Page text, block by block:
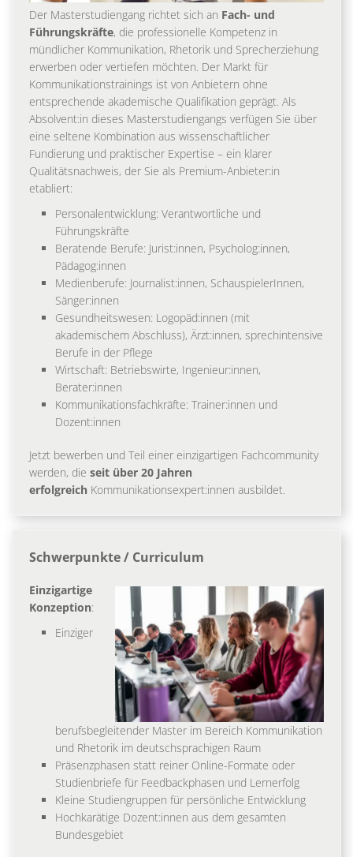
Der Masterstudiengang richtet sich an Fach- und
Führungskräfte, die professionelle Kompetenz in
mündlicher Kommunikation, Rhetorik und Sprecherziehung
erwerben oder vertiefen möchten. Der Markt für
Kommunikationstrainings ist von Anbietern ohne
entsprechende akademische Qualifikation geprägt. Als
Absolvent:in dieses Masterstudiengangs verfügen Sie über
eine seltene Kombination aus wissenschaftlicher
Fundierung und praktischer Expertise – ein klarer
Qualitätsnachweis, der Sie als Premium-Anbieter:in
etabliert:
Personalentwicklung: Verantwortliche und
Führungskräfte
Beratende Berufe: Jurist:innen, Psycholog:innen,
Pädagog:innen
Medienberufe: Journalist:innen, SchauspielerInnen,
Sänger:innen
Gesundheitswesen: Logopäd:innen (mit
akademischem Abschluss), Ärzt:innen, sprechintensive
Berufe in der Pflege
Wirtschaft: Betriebswirte, Ingenieur:innen,
Berater:innen
Kommunikationsfachkräfte: Trainer:innen und
Dozent:innen
Jetzt bewerben und Teil einer einzigartigen Fachcommunity
werden, die seit über 20 Jahren
erfolgreich Kommunikationsexpert:innen ausbildet.
Schwerpunkte / Curriculum
Einzigartige
Konzeption:
Einziger
berufsbegleitender Master im Bereich Kommunikation
und Rhetorik im deutschsprachigen Raum
Präsenzphasen statt reiner Online-Formate oder
Studienbriefe für Feedbackphasen und Lernerfolg
Kleine Studiengruppen für persönliche Entwicklung
Hochkarätige Dozent:innen aus dem gesamten
Bundesgebiet